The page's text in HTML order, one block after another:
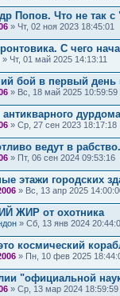
Попов. Что не так
» Чт, 02 ноя 2023 18:45:01
С чего
» Чт, 01 май 2025 14:13:11
бой в первый
» Вс, 18 май 2025 10:59:59
антикварного
» Ср, 27 сен 2023 18:17:18
ведут в
» Пт, 06 сен 2024 09:53:16
этажи городских
» Вс, 13 апр 2025
ЖИР от охотника
» Сб, 13 янв 2024
космический
» Пн, 10 фев 2025
"официальной
» Ср, 13 мар 2024 18:59:59